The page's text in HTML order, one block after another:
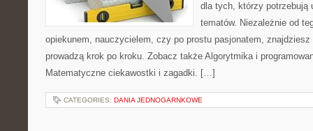
dla tych, którzy potrzebują
tematów. Niezależnie od
opiekunem, nauczycielem, czy po prostu pasjonatem, znajdziesz
prowadzą krok po kroku. Zobacz także Algorytmika i
Matematyczne ciekawostki i zagadki. […]
CATEGORIES: DANIA JEDNOGARNKOWE